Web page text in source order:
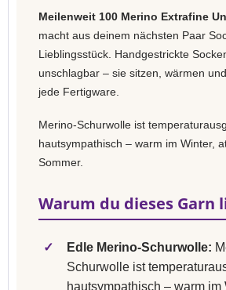
Meilenweit 100 Merino Extrafine
macht aus deinem nächsten Paar
Lieblingsstück. Handgestrickte
unschlagbar – sie sitzen, wärmen
jede Fertigware.
Merino-Schurwolle ist
hautsympathisch – warm im Winter,
Sommer.
Warum du dieses Garn
✓ Edle Merino-Schurwolle:
Schurwolle ist
hautsympathisch – warm im